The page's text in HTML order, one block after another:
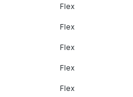
Flex
Flex
Flex
Flex
Flex